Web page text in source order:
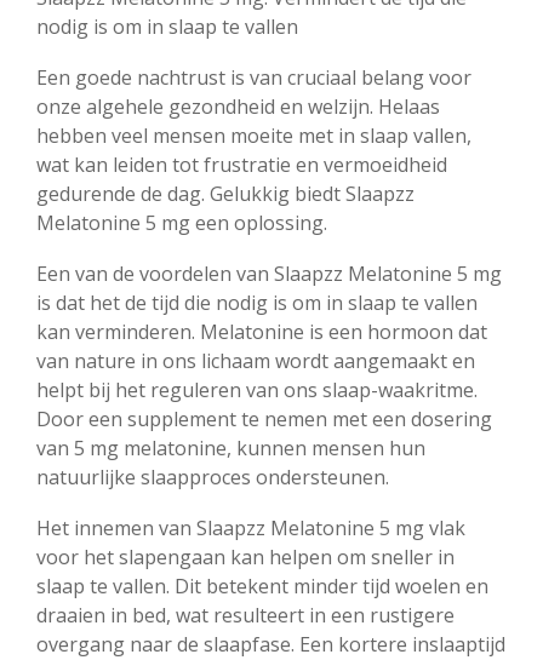
nodig is om in slaap te vallen
Een goede nachtrust is van cruciaal belang voor
onze algehele gezondheid en welzijn. Helaas
hebben veel mensen moeite met in slaap vallen,
wat kan leiden tot frustratie en vermoeidheid
gedurende de dag. Gelukkig biedt Slaapzz
Melatonine 5 mg een oplossing.
Een van de voordelen van Slaapzz Melatonine 5 mg
is dat het de tijd die nodig is om in slaap te vallen
kan verminderen. Melatonine is een hormoon dat
van nature in ons lichaam wordt aangemaakt en
helpt bij het reguleren van ons slaap-waakritme.
Door een supplement te nemen met een dosering
van 5 mg melatonine, kunnen mensen hun
natuurlijke slaapproces ondersteunen.
Het innemen van Slaapzz Melatonine 5 mg vlak
voor het slapengaan kan helpen om sneller in
slaap te vallen. Dit betekent minder tijd woelen en
draaien in bed, wat resulteert in een rustigere
overgang naar de slaapfase. Een kortere inslaaptijd